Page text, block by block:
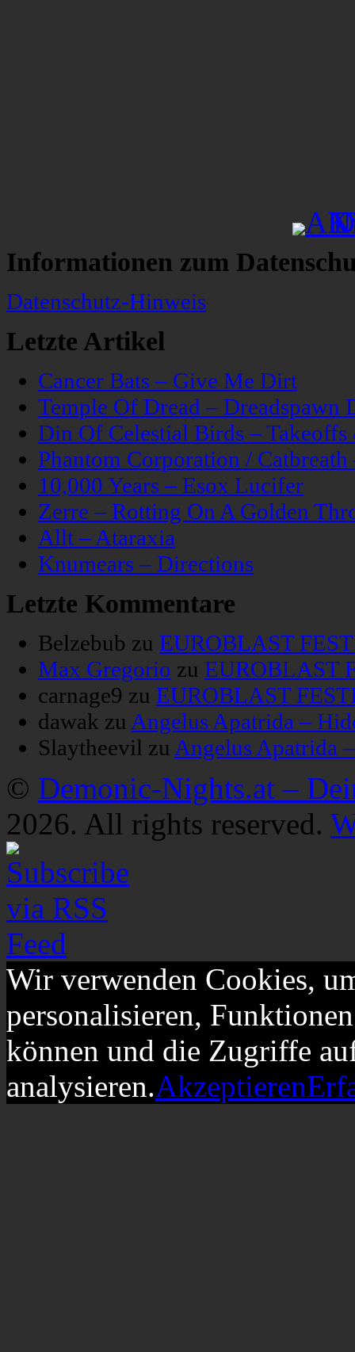
Informationen zum
Datenschutz-Hinweis
Letzte Artikel
Cancer Bats – Give Me Dirt
Temple Of Dread – Dreadspawn
Din Of Celestial Birds –
Phantom Corporation /
10,000 Years – Esox Lucifer
Zerre – Rotting On A Golden
Allt – Ataraxia
Knumears – Directions
Letzte Kommentare
Belzebub zu EUROBLAST
Max Gregorio zu EUROBLAST
carnage9 zu EUROBLAST
dawak zu Angelus Apatrida –
Slaytheevil zu Angelus Apatrida
© Demonic-Nights.at –
2026. All rights reserved.
Wir verwenden Cookies,
personalisieren,
können und die Zugriffe
analysieren.Akzeptieren